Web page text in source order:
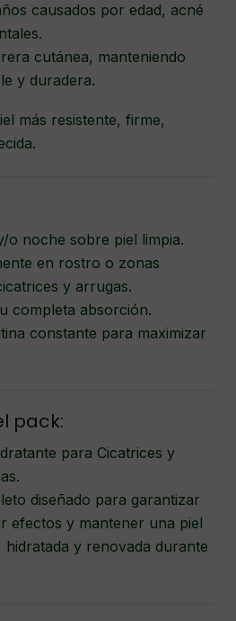
causados por edad, acné
cutánea, manteniendo
y duradera.
más resistente, firme,
o noche sobre piel limpia.
en rostro o zonas
y arrugas.
completa absorción.
constante para maximizar
pack:
para Cicatrices y
diseñado para garantizar
efectos y mantener una piel
hidratada y renovada durante